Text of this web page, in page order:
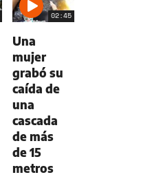
02:45
Una
mujer
grabó su
caída de
una
cascada
de más
de 15
metros